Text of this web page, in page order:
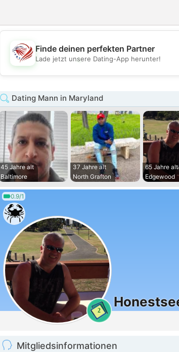
💖
Finde deinen perfekten Partner
Lade jetzt unsere Dating-App herunter!
Dating Mann in Maryland
45 Jahre alt
Baltimore
37 Jahre alt
North Grafton
65 Jahre alt
Edgewood
0.9/1
2
Mitgliedsinformationen